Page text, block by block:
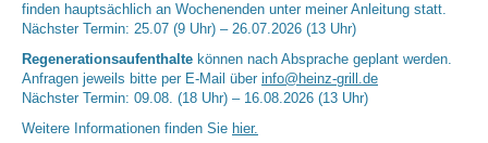
finden hauptsächlich an Wochenenden unter meiner Anleitung statt.
Nächster Termin: 25.07 (9 Uhr) – 26.07.2026 (13 Uhr)
Regenerationsaufenthalte können nach Absprache geplant werden.
Anfragen jeweils bitte per E-Mail über info@heinz-grill.de
Nächster Termin: 09.08. (18 Uhr) – 16.08.2026 (13 Uhr)
Weitere Informationen finden Sie hier.